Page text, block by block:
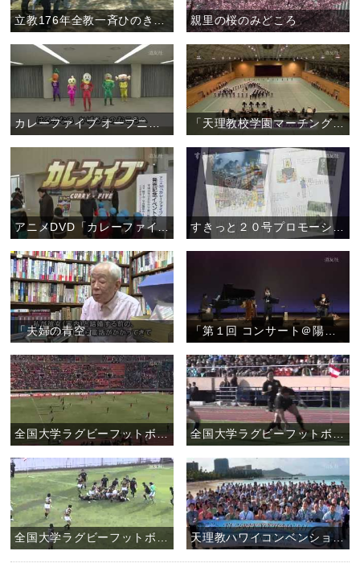
立教176年全教一斉ひのきしんデー・福島教区いわき支部（4月29日） 親里の桜のみどころ
カレーファイブ オープニング曲 ダンス 「天理教校学園マーチングバンド Violet Impulse2013」
すきっと２０号プロモーションムービー
「夫婦の青空」
全国大学ラグビーフットボール選手権大会 天理大学ラグビー部 決勝戦 全国大学ラグビーフットボール選手権大会 天理大学ラグビー部 準決勝戦
天理教ハワイコンベンション2011